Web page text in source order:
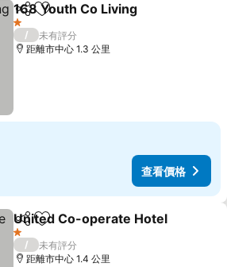
分享 放到收藏夾
168 Youth Co Living
1 星級
/
未有評分
距離市中心 1.3 公里
查看價格
分享 放到收藏夾
United Co-operate Hotel
1 星級
/
未有評分
距離市中心 1.4 公里